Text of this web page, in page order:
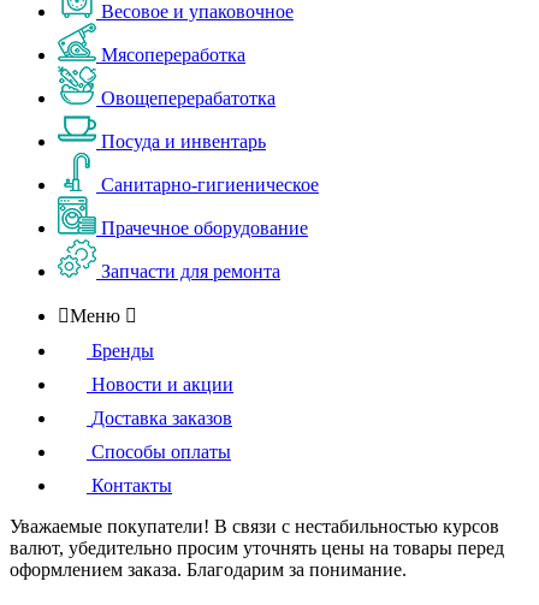
Весовое и упаковочное
Мясопереработка
Овощеперерабатотка
Посуда и инвентарь
Санитарно-гигиеническое
Прачечное оборудование
Запчасти для ремонта
Меню 
Бренды
Новости и акции
Доставка заказов
Способы оплаты
Контакты
Уважаемые покупатели! В связи с нестабильностью курсов
валют, убедительно просим уточнять цены на товары перед
оформлением заказа. Благодарим за понимание.